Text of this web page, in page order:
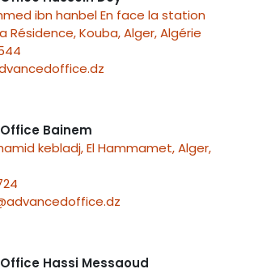
ibn hanbel En face la station
Résidence, Kouba, Alger, Algérie
Bainem
kebladj, El Hammamet, Alger,
Hassi Messaoud